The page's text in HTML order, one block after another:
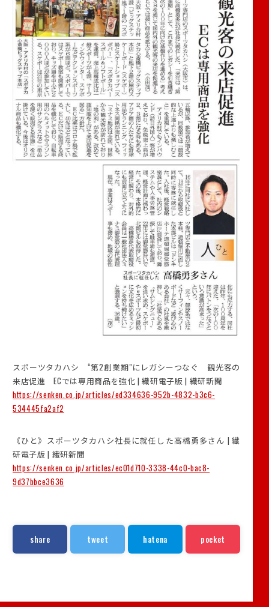
スポーツタカハシ “第2創業期”にレガシーつなぐ 観光客の
来店促進 ECでは専用商品を強化 | 繊研電子版 | 繊研新聞
https://senken.co.jp/articles/ed334636-952b-4832-b3c6-
534445fa2af2
《ひと》スポーツタカハシ社長に就任した高橋勇多さん | 繊
研電子版 | 繊研新聞
https://senken.co.jp/articles/ec01d710-3338-44c0-bac8-
9d37bbce3636
share tweet hatena pocket